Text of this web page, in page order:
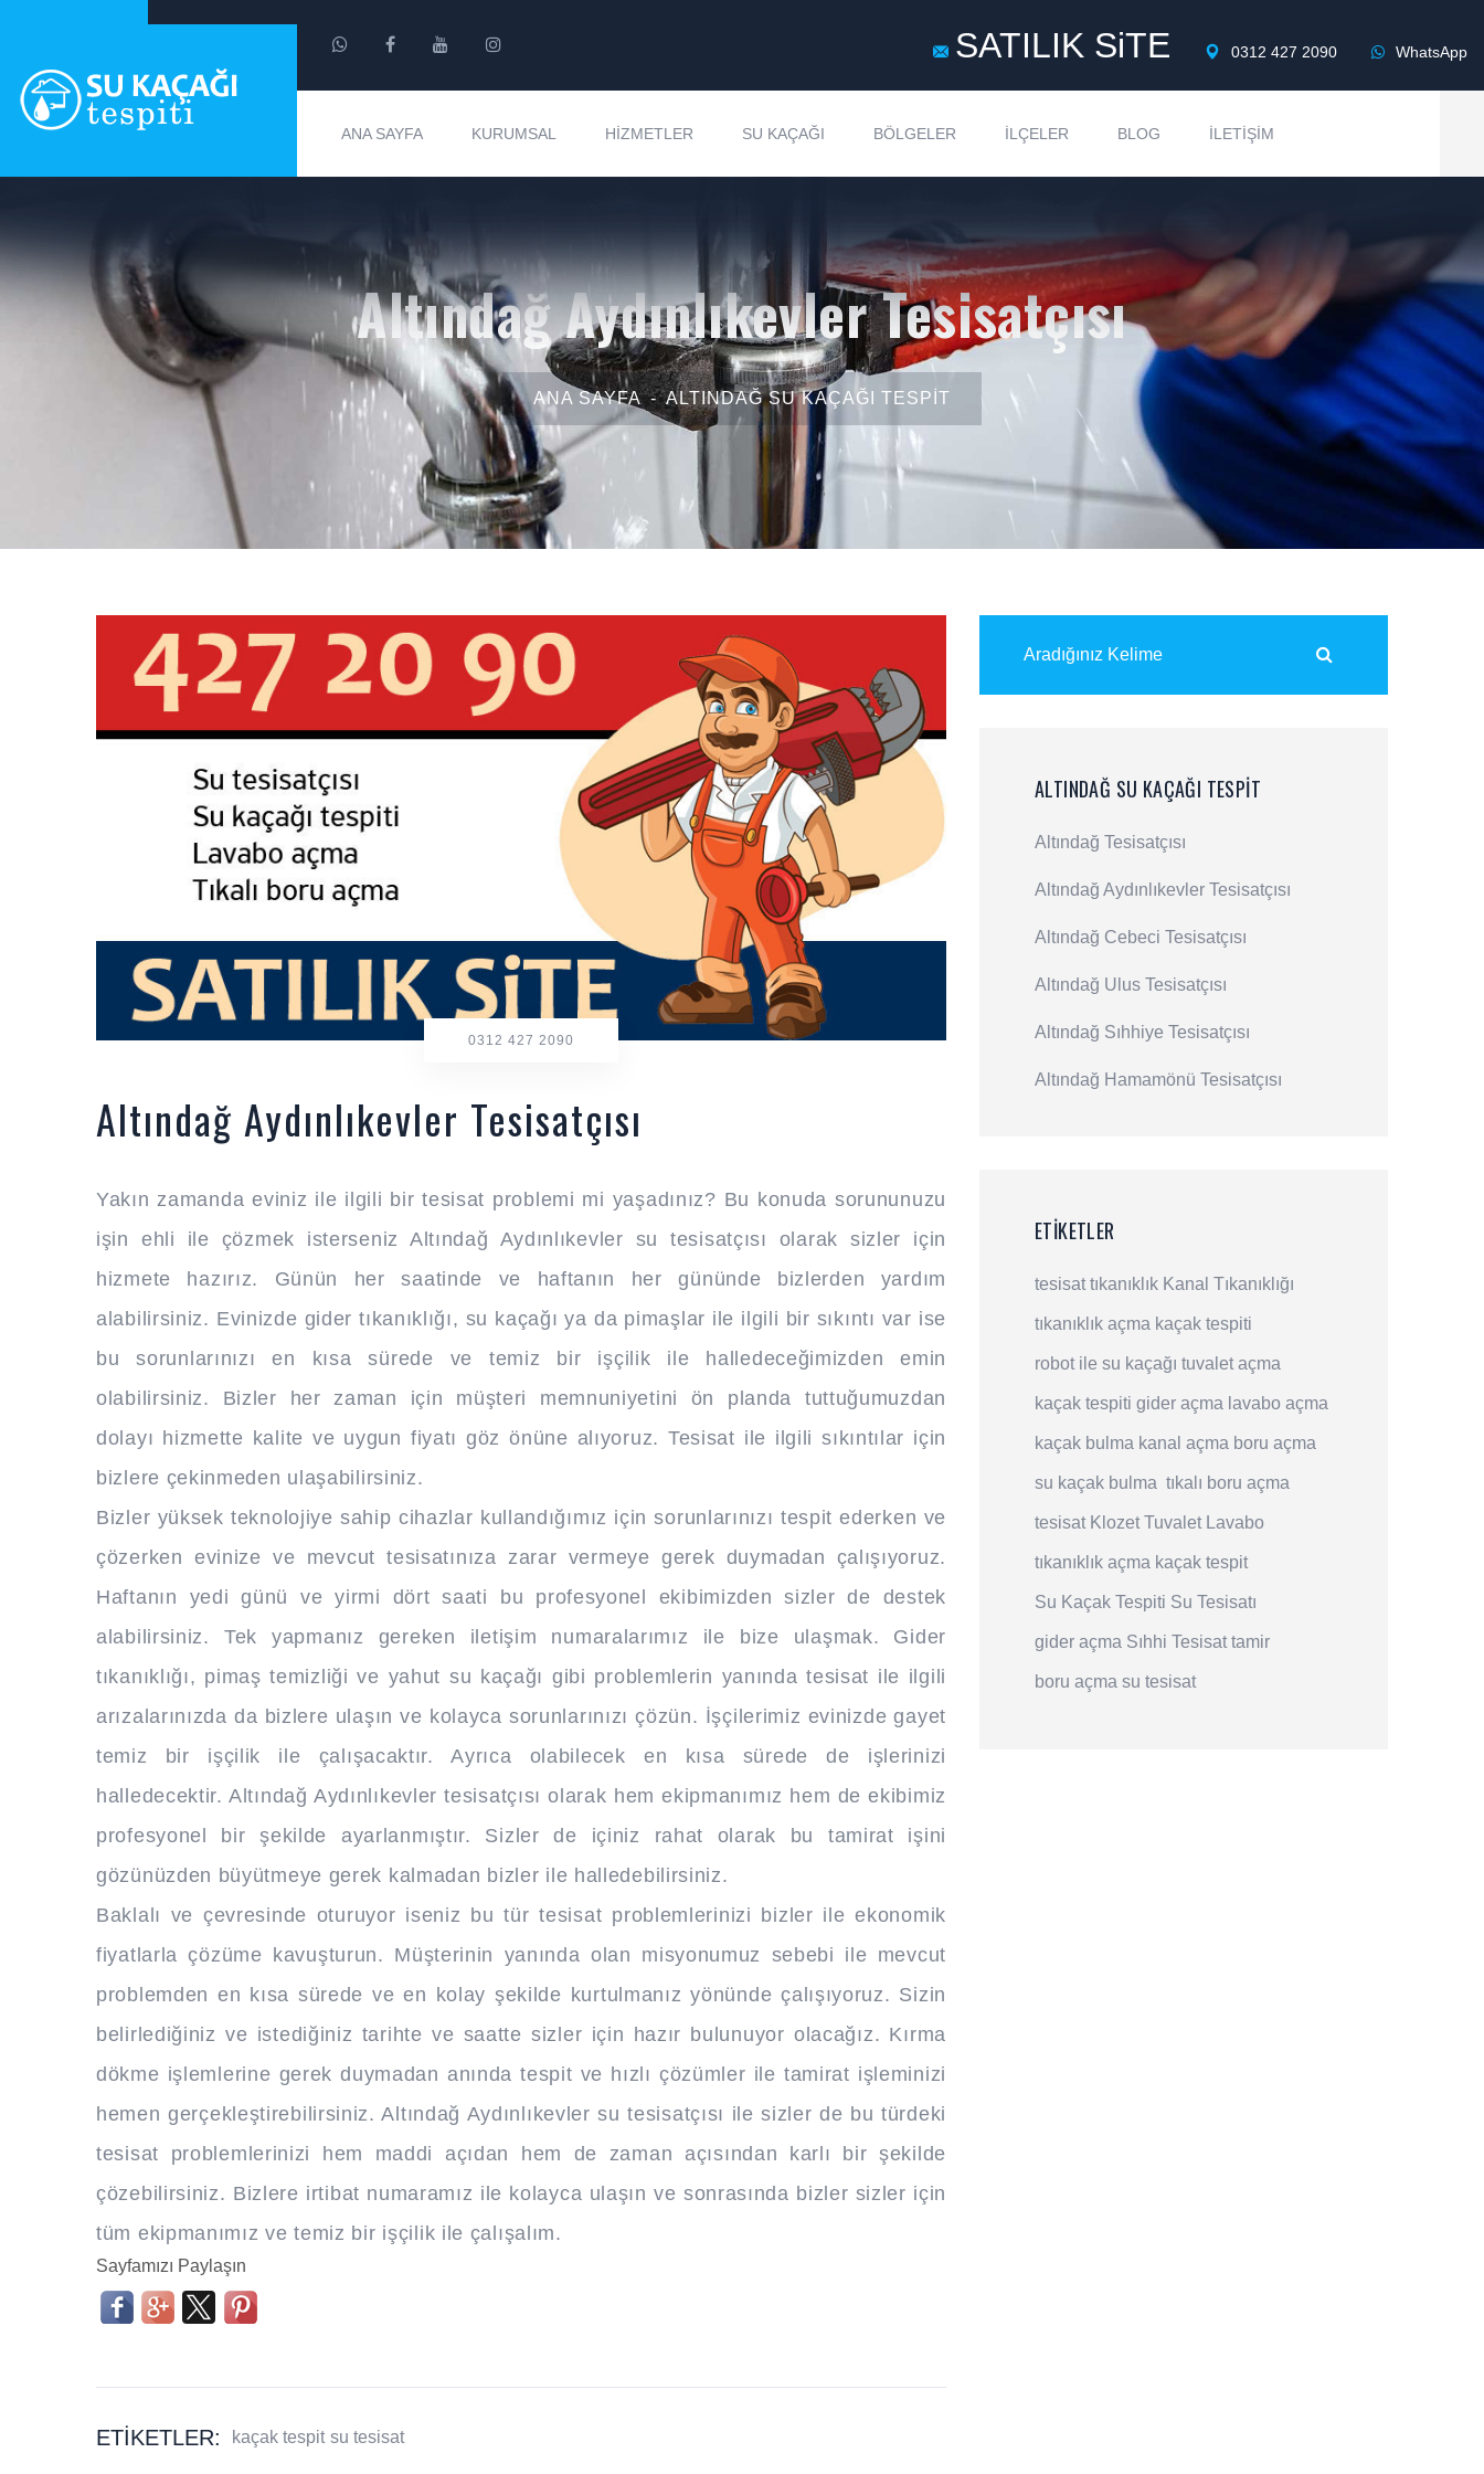
SATILIK SiTE 0312 427 2090 WhatsApp
ANA SAYFA KURUMSAL HIZMETLER SU KAÇAĞI BÖLGELER İLÇELER BLOG İLETIŞIM
Altındağ Aydınlıkevler Tesisatçısı
ANA SAYFA ALTINDAĞ SU KAÇAĞI TESPIT
0312 427 2090
Altındağ Aydınlıkevler Tesisatçısı
Yakın zamanda eviniz ile ilgili bir tesisat problemi mi yaşadınız? Bu konuda sorununuzu
işin ehli ile çözmek isterseniz Altındağ Aydınlıkevler su tesisatçısı olarak sizler için
hizmete hazırız. Günün her saatinde ve haftanın her gününde bizlerden yardım
alabilirsiniz. Evinizde gider tıkanıklığı, su kaçağı ya da pimaşlar ile ilgili bir sıkıntı var ise
bu sorunlarınızı en kısa sürede ve temiz bir işçilik ile halledeceğimizden emin
olabilirsiniz. Bizler her zaman için müşteri memnuniyetini ön planda tuttuğumuzdan
dolayı hizmette kalite ve uygun fiyatı göz önüne alıyoruz. Tesisat ile ilgili sıkıntılar için
bizlere çekinmeden ulaşabilirsiniz.
Bizler yüksek teknolojiye sahip cihazlar kullandığımız için sorunlarınızı tespit ederken ve
çözerken evinize ve mevcut tesisatınıza zarar vermeye gerek duymadan çalışıyoruz.
Haftanın yedi günü ve yirmi dört saati bu profesyonel ekibimizden sizler de destek
alabilirsiniz. Tek yapmanız gereken iletişim numaralarımız ile bize ulaşmak. Gider
tıkanıklığı, pimaş temizliği ve yahut su kaçağı gibi problemlerin yanında tesisat ile ilgili
arızalarınızda da bizlere ulaşın ve kolayca sorunlarınızı çözün. İşçilerimiz evinizde gayet
temiz bir işçilik ile çalışacaktır. Ayrıca olabilecek en kısa sürede de işlerinizi
halledecektir. Altındağ Aydınlıkevler tesisatçısı olarak hem ekipmanımız hem de ekibimiz
profesyonel bir şekilde ayarlanmıştır. Sizler de içiniz rahat olarak bu tamirat işini
gözünüzden büyütmeye gerek kalmadan bizler ile halledebilirsiniz.
Baklalı ve çevresinde oturuyor iseniz bu tür tesisat problemlerinizi bizler ile ekonomik
fiyatlarla çözüme kavuşturun. Müşterinin yanında olan misyonumuz sebebi ile mevcut
problemden en kısa sürede ve en kolay şekilde kurtulmanız yönünde çalışıyoruz. Sizin
belirlediğiniz ve istediğiniz tarihte ve saatte sizler için hazır bulunuyor olacağız. Kırma
dökme işlemlerine gerek duymadan anında tespit ve hızlı çözümler ile tamirat işleminizi
hemen gerçekleştirebilirsiniz. Altındağ Aydınlıkevler su tesisatçısı ile sizler de bu türdeki
tesisat problemlerinizi hem maddi açıdan hem de zaman açısından karlı bir şekilde
çözebilirsiniz. Bizlere irtibat numaramız ile kolayca ulaşın ve sonrasında bizler sizler için
tüm ekipmanımız ve temiz bir işçilik ile çalışalım.
Sayfamızı Paylaşın
ETIKETLER: kaçak tespit su tesisat
ALTINDAĞ SU KAÇAĞI TESPIT
Altındağ Tesisatçısı
Altındağ Aydınlıkevler Tesisatçısı
Altındağ Cebeci Tesisatçısı
Altındağ Ulus Tesisatçısı
Altındağ Sıhhiye Tesisatçısı
Altındağ Hamamönü Tesisatçısı
ETIKETLER
tesisat tıkanıklık Kanal Tıkanıklığı
tıkanıklık açma kaçak tespiti
robot ile su kaçağı tuvalet açma
kaçak tespiti gider açma lavabo açma
kaçak bulma kanal açma boru açma
su kaçak bulma tıkalı boru açma
tesisat Klozet Tuvalet Lavabo
tıkanıklık açma kaçak tespit
Su Kaçak Tespiti Su Tesisatı
gider açma Sıhhi Tesisat tamir
boru açma su tesisat